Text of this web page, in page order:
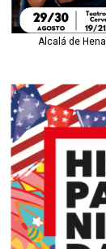
Alcalá de